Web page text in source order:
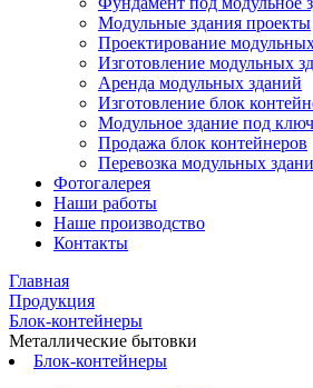
Модульные здания проекты
Проектирование
Изготовление модульных
Аренда модульных зданий
Изготовление блок
Модульное здание под ключ
Продажа блок контейнеров
Перевозка модульных
Фотогалерея
Наши работы
Наше производство
Контакты
Главная
Продукция
Блок-контейнеры
Металлические бытовки
Блок-контейнеры